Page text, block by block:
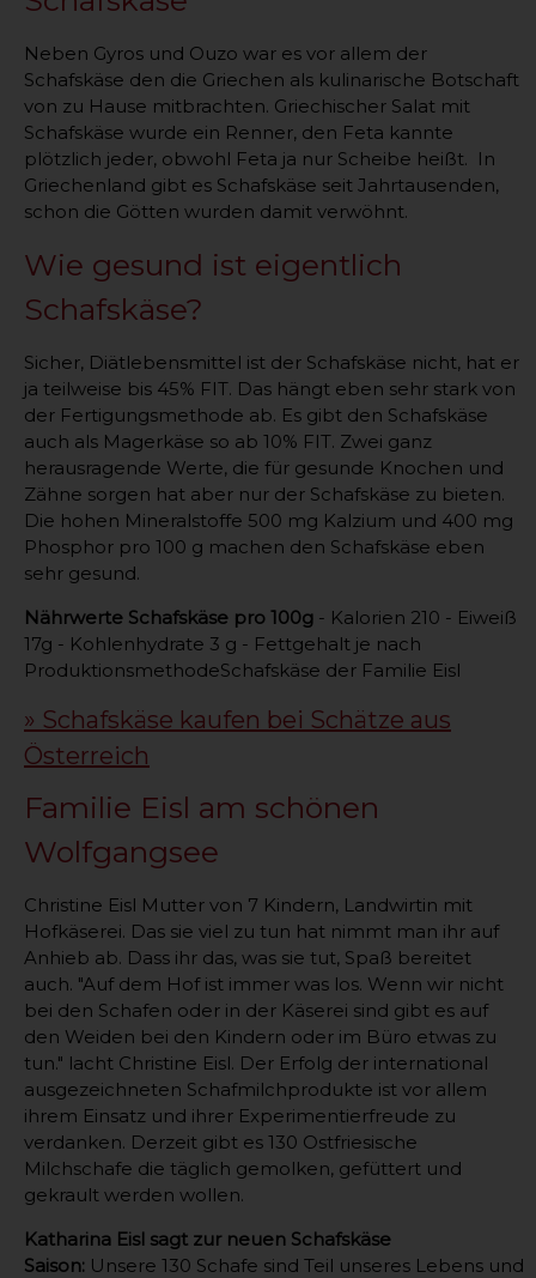
Neben Gyros und Ouzo war es vor allem der
Schafskäse den die Griechen als kulinarische Botschaft
von zu Hause mitbrachten. Griechischer Salat mit
Schafskäse wurde ein Renner, den Feta kannte
plötzlich jeder, obwohl Feta ja nur Scheibe heißt. In
Griechenland gibt es Schafskäse seit Jahrtausenden,
schon die Götten wurden damit verwöhnt.
Wie gesund ist eigentlich
Schafskäse?
Sicher, Diätlebensmittel ist der Schafskäse nicht, hat er
ja teilweise bis 45% FIT. Das hängt eben sehr stark von
der Fertigungsmethode ab. Es gibt den Schafskäse
auch als Magerkäse so ab 10% FIT. Zwei ganz
herausragende Werte, die für gesunde Knochen und
Zähne sorgen hat aber nur der Schafskäse zu bieten.
Die hohen Mineralstoffe 500 mg Kalzium und 400 mg
Phosphor pro 100 g machen den Schafskäse eben
sehr gesund.
Nährwerte Schafskäse pro 100g - Kalorien 210 - Eiweiß
17g - Kohlenhydrate 3 g - Fettgehalt je nach
ProduktionsmethodeSchafskäse der Familie Eisl
» Schafskäse kaufen bei Schätze aus
Österreich
Familie Eisl am schönen
Wolfgangsee
Christine Eisl Mutter von 7 Kindern, Landwirtin mit
Hofkäserei. Das sie viel zu tun hat nimmt man ihr auf
Anhieb ab. Dass ihr das, was sie tut, Spaß bereitet
auch. "Auf dem Hof ist immer was los. Wenn wir nicht
bei den Schafen oder in der Käserei sind gibt es auf
den Weiden bei den Kindern oder im Büro etwas zu
tun." lacht Christine Eisl. Der Erfolg der international
ausgezeichneten Schafmilchprodukte ist vor allem
ihrem Einsatz und ihrer Experimentierfreude zu
verdanken. Derzeit gibt es 130 Ostfriesische
Milchschafe die täglich gemolken, gefüttert und
gekrault werden wollen.
Katharina Eisl sagt zur neuen Schafskäse
Saison: Unsere 130 Schafe sind Teil unseres Lebens und